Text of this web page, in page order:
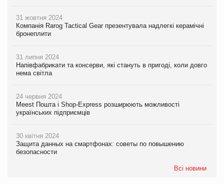
31 жовтня 2024
Компанія Rarog Tactical Gear презентувала надлегкі керамічні
бронеплити
31 липня 2024
Напівфабрикати та консерви, які стануть в пригоді, коли довго
нема світла
24 червня 2024
Meest Пошта і Shop-Express розширюють можливості
українських підприємців
30 квітня 2024
Защита данных на смартфонах: советы по повышению
безопасности
Всі новини